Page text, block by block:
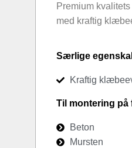
Premium
med kraftig
Særlige
Kraftig
Til montering på
Beton
Mursten